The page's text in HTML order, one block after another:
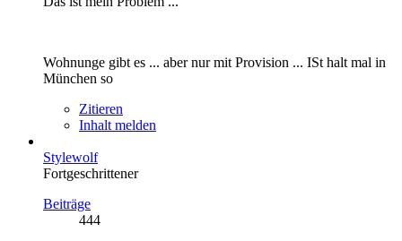
Wohnunge gibt es ... aber nur mit Provision ... ISt halt mal in
München so
Zitieren
Inhalt melden
Stylewolf
Fortgeschrittener
Beiträge
444